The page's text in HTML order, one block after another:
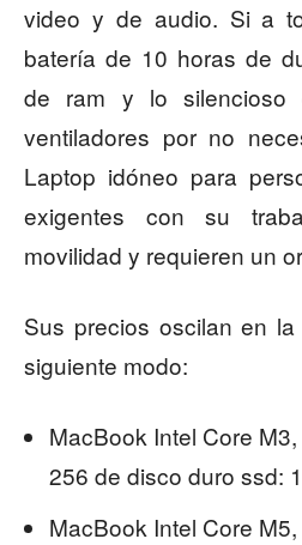
video y de audio. Si a
batería de 10 horas de
de ram y lo silencioso
ventiladores por no
Laptop idóneo para
exigentes con su
movilidad y requieren un
Sus precios oscilan en la
siguiente modo:
MacBook Intel Core
256 de disco duro ssd:
MacBook Intel Core